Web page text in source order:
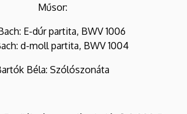
Műsor:
E-dúr partita, BWV 1006
d-moll partita, BWV 1004
Béla: Szólószonáta